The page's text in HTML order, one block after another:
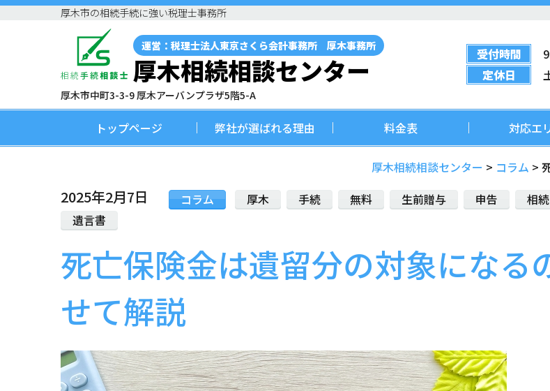
厚木市の相続手続に強い税理士事務所
運営：税理士法人東京さくら会計事務所 厚木事務所
厚木相続相談センター
厚木市中町3-3-9 厚木アーバンプラザ5階5-A
受付時間
定休日
トップページ 弊社が選ばれる理由 料金表 対応エ
厚木相続相談センター > コラム >
2025年2月7日 コラム 厚木 手続 無料 生前贈与 申告 相続
遺言書
死亡保険金は遺留分の対象にな
せて解説